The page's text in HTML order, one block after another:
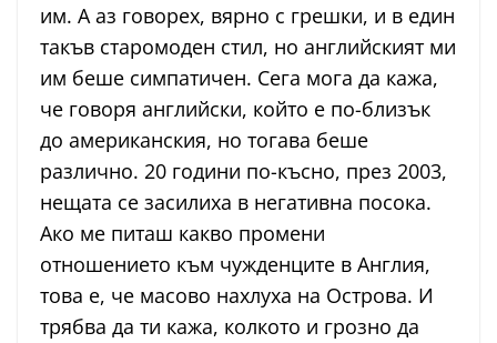
им. А аз говорех, вярно с грешки, и в един
такъв старомоден стил, но английският ми
им беше симпатичен. Сега мога да кажа,
че говоря английски, който е по-близък
до американския, но тогава беше
различно. 20 години по-късно, през 2003,
нещата се засилиха в негативна посока.
Ако ме питаш какво промени
отношението към чужденците в Англия,
това е, че масово нахлуха на Острова. И
трябва да ти кажа, колкото и грозно да